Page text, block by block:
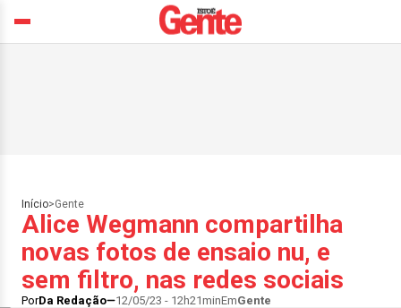
Início>Gente
Alice Wegmann compartilha
novas fotos de ensaio nu, e
sem filtro, nas redes sociais
PorDa Redação 12/05/23 - 12h21minEmGente